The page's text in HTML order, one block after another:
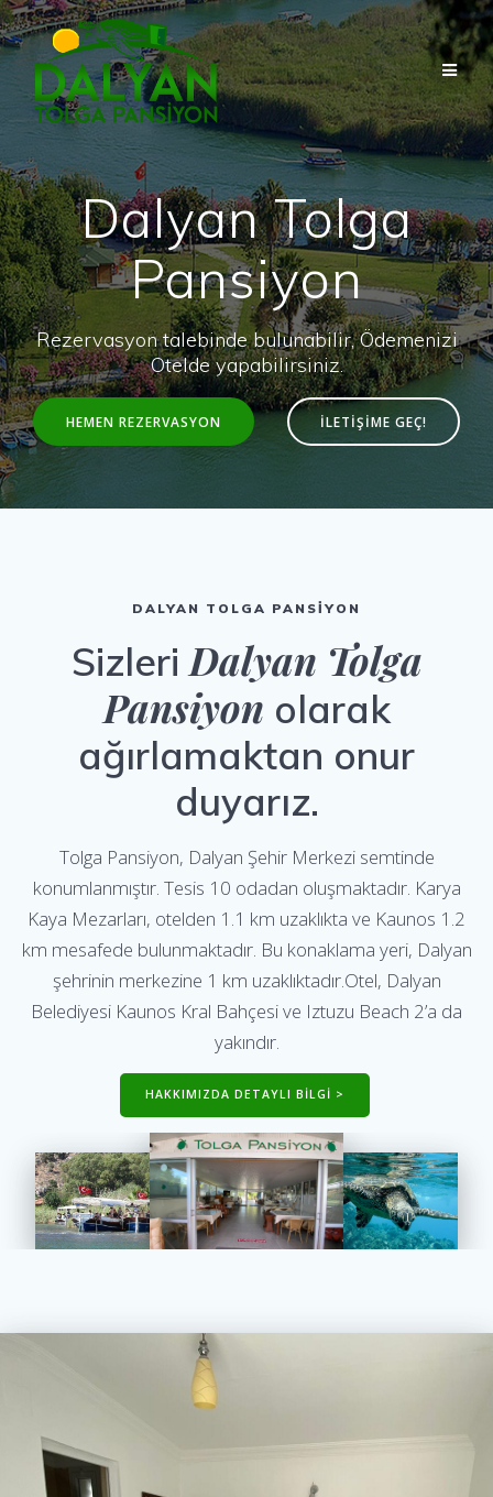
Skip
to
content
Dalyan Tolga
Pansiyon
Rezervasyon talebinde bulunabilir, Ödemenizi
Otelde yapabilirsiniz.
HEMEN REZERVASYON İLETİŞİME GEÇ!
DALYAN TOLGA PANSİYON
Sizleri Dalyan Tolga
Pansiyon olarak
ağırlamaktan onur
duyarız.
Tolga Pansiyon, Dalyan Şehir Merkezi semtinde
konumlanmıştır. Tesis 10 odadan oluşmaktadır. Karya
Kaya Mezarları, otelden 1.1 km uzaklıkta ve Kaunos 1.2
km mesafede bulunmaktadır. Bu konaklama yeri, Dalyan
şehrinin merkezine 1 km uzaklıktadır.Otel, Dalyan
Belediyesi Kaunos Kral Bahçesi ve Iztuzu Beach 2’a da
yakındır.
HAKKIMIZDA DETAYLI BİLGİ >